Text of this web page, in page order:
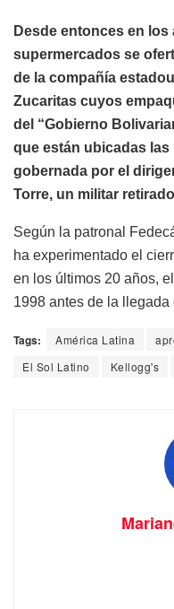
Desde entonces en
supermercados se
de la compañía
Zucaritas cuyos
del “Gobierno
que están ubicadas
gobernada por el
Torre, un militar
Según la patronal
ha experimentado el
en los últimos 20 años,
1998 antes de la
Tags: América Latina
El Sol Latino
Kellogg's